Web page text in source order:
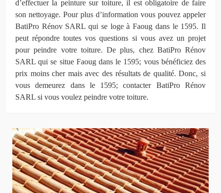
d’effectuer la peinture sur toiture, il est obligatoire de faire
son nettoyage. Pour plus d’information vous pouvez appeler
BatiPro Rénov SARL qui se loge à Faoug dans le 1595. Il
peut répondre toutes vos questions si vous avez un projet
pour peindre votre toiture. De plus, chez BatiPro Rénov
SARL qui se situe Faoug dans le 1595; vous bénéficiez des
prix moins cher mais avec des résultats de qualité. Donc, si
vous demeurez dans le 1595; contacter BatiPro Rénov
SARL si vous voulez peindre votre toiture.